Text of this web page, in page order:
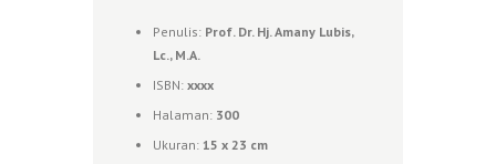
Penulis: Prof. Dr. Hj. Amany Lubis,
Lc., M.A.
ISBN: xxxx
Halaman: 300
Ukuran: 15 x 23 cm